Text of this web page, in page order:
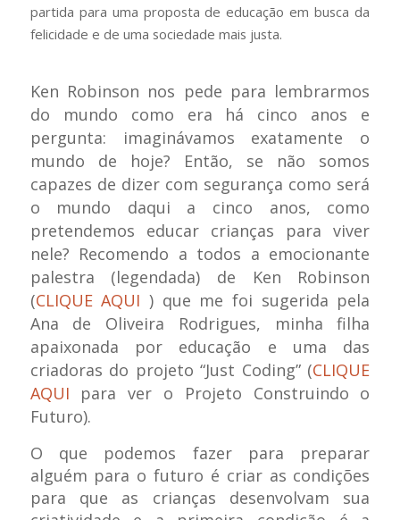
partida para uma proposta de educação em busca da
felicidade e de uma sociedade mais justa.
Ken Robinson nos pede para lembrarmos
do mundo como era há cinco anos e
pergunta: imaginávamos exatamente o
mundo de hoje? Então, se não somos
capazes de dizer com segurança como será
o mundo daqui a cinco anos, como
pretendemos educar crianças para viver
nele? Recomendo a todos a emocionante
palestra (legendada) de Ken Robinson
(CLIQUE AQUI ) que me foi sugerida pela
Ana de Oliveira Rodrigues, minha filha
apaixonada por educação e uma das
criadoras do projeto “Just Coding” (CLIQUE
AQUI para ver o Projeto Construindo o
Futuro).
O que podemos fazer para preparar
alguém para o futuro é criar as condições
para que as crianças desenvolvam sua